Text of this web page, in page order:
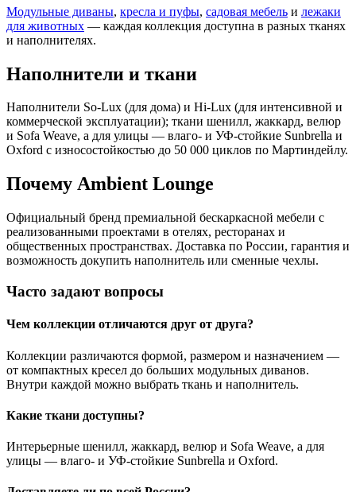
Модульные диваны, кресла и пуфы, садовая мебель и лежаки
для животных — каждая коллекция доступна в разных тканях
и наполнителях.
Наполнители и ткани
Наполнители So-Lux (для дома) и Hi-Lux (для интенсивной и
коммерческой эксплуатации); ткани шенилл, жаккард, велюр
и Sofa Weave, а для улицы — влаго- и УФ-стойкие Sunbrella и
Oxford с износостойкостью до 50 000 циклов по Мартиндейлу.
Почему Ambient Lounge
Официальный бренд премиальной бескаркасной мебели с
реализованными проектами в отелях, ресторанах и
общественных пространствах. Доставка по России, гарантия и
возможность докупить наполнитель или сменные чехлы.
Часто задают вопросы
Чем коллекции отличаются друг от друга?
Коллекции различаются формой, размером и назначением —
от компактных кресел до больших модульных диванов.
Внутри каждой можно выбрать ткань и наполнитель.
Какие ткани доступны?
Интерьерные шенилл, жаккард, велюр и Sofa Weave, а для
улицы — влаго- и УФ-стойкие Sunbrella и Oxford.